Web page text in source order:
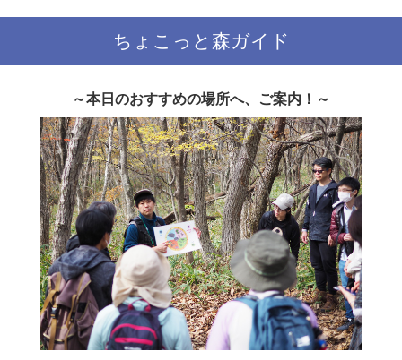
ちょこっと森ガイド
～本日のおすすめの場所へ、ご案内！～